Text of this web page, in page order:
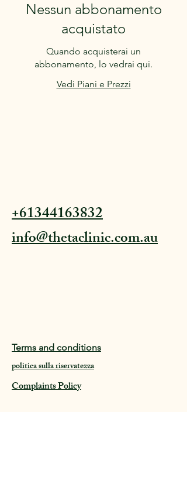
Nessun abbonamento
acquistato
Quando acquisterai un
abbonamento, lo vedrai qui.
Vedi Piani e Prezzi
Clinica Theta
+61344163832
info@thetaclinic.com.au
Terms and conditions
politica sulla riservatezza
Complaints Policy